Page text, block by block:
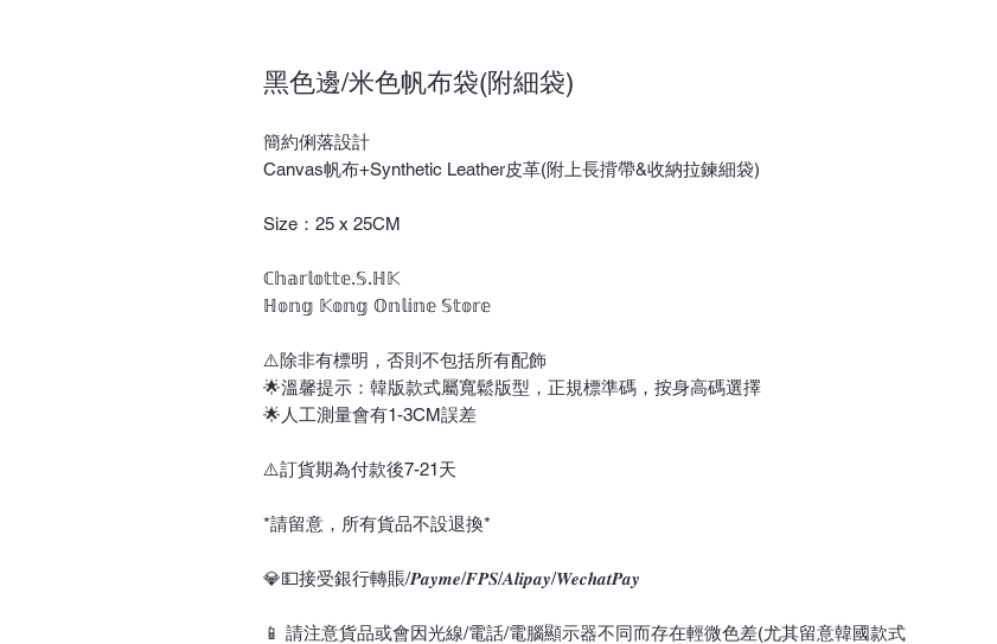
黑色邊/米色帆布袋(附細袋)
簡約俐落設計
Canvas帆布+Synthetic Leather皮革(附上長揹帶&收納拉鍊細袋)
Size：25 x 25CM
ℂ𝕙𝕒𝕣𝕝𝕠𝕥𝕥𝕖.𝕊.ℍ𝕂
ℍ𝕠𝕟𝕘 𝕂𝕠𝕟𝕘 𝕆𝕟𝕝𝕚𝕟𝕖 𝕊𝕥𝕠𝕣𝕖
⚠️除非有標明，否則不包括所有配飾
🌟溫馨提示：韓版款式屬寬鬆版型，正規標準碼，按身高碼選擇
🌟人工測量會有1-3CM誤差
⚠️訂貨期為付款後7-21天
*請留意，所有貨品不設退換*
💎💵接受銀行轉賬/𝑷𝒂𝒚𝒎𝒆/𝑭𝑷𝑺/𝑨𝒍𝒊𝒑𝒂𝒚/𝑾𝒆𝒄𝒉𝒂𝒕𝑷𝒂𝒚
📱 請注意貨品或會因光線/電話/電腦顯示器不同而存在輕微色差(尤其留意韓國款式